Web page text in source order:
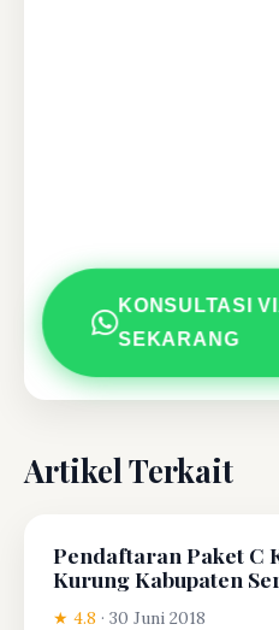
KONSULTASI
SEKARANG
Artikel Terkait
Pendaftaran Paket C
Kurung Kabupaten
★ 4.8 · 30 Juni 2018